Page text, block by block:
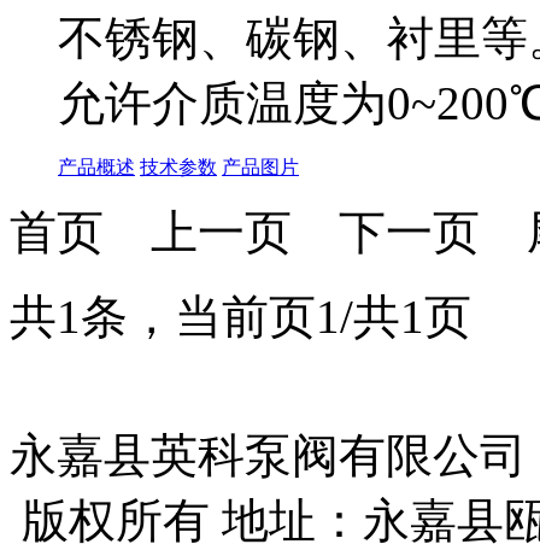
不锈钢、碳钢、衬里
允许介质温度为
产品概述 技术参数 产品图片
首页 上一页 下一页
共1条，当前页1/共1页
永嘉县英科泵阀有限公司
版权所有 地址：永嘉县